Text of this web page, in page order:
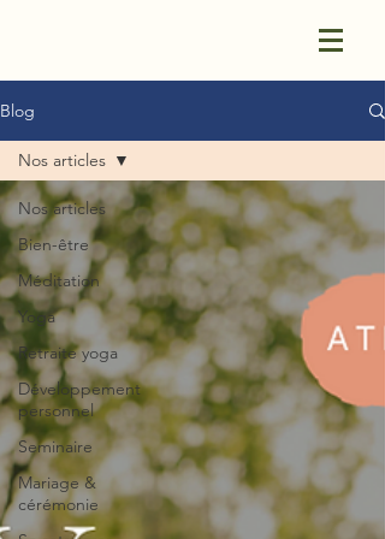
Blog
Nos articles
Bien-être
Méditation
Yoga
Retraite yoga
Développement
personnel
Seminaire
Mariage &
cérémonie
Nos articles